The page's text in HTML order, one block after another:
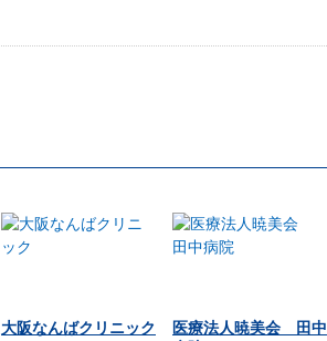
大阪なんばクリニック
医療法人暁美会 田中